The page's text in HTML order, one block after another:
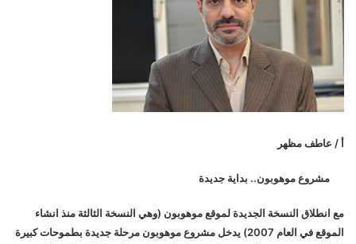
أ / عاطف مظهر
مشروع موهوبون.. بداية جديدة
مع انطلاق النسخة الجديدة لموقع موهوبون (وهي النسخة الثالثة منذ انشاء
الموقع في العام 2007) يدخل مشروع موهوبون مرحلة جديدة بطموحات كبيرة